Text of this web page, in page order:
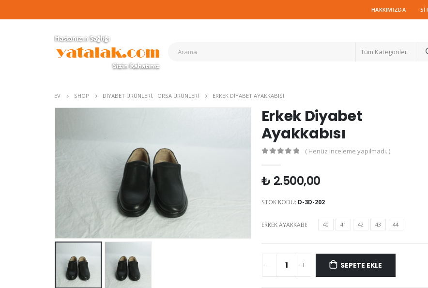
HAKKIMIZDA
Tüm Kategoriler
EV SHOP DIYABET ÜRÜNLERI, ORSA ÜRÜNLERI ERKEK DIYABET AYAKKABISI
Erkek Diyabet
Ayakkabısı
( Henüz inceleme yapılmadı. )
₺ 2.500,00
STOK KODU: D-3D-202
ERKEK AYAKKABI 40 41 42 43 44
SEPETE EKLE